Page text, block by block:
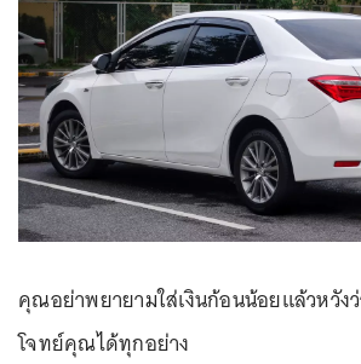
คุณอย่าพยายามใส่เงินก้อนน้อยแล้วหวัง
โจทย์คุณได้ทุกอย่าง